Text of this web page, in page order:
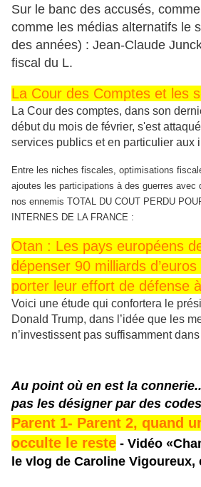
Sur le banc des accusés,
comme les médias alternatifs le
des années) : Jean-Claude
fiscal du L.
La Cour des Comptes et les
La Cour des comptes, dans son
début du mois de février, s'est
services publics et en particulier aux
Entre les niches fiscales, optimisations
ajoutes les participations à des guerres avec
nos ennemis TOTAL DU COUT PERDU
INTERNES DE LA FRANCE :
Otan : Les pays européens
dépenser 90 milliards
porter leur effort de défense
Voici une étude qui confortera le
Donald Trump, dans l’idée que les
n’investissent pas suffisamment
Au point où en est la
pas les désigner par des
Parent 1- Parent 2, quand
occulte le reste - Vidéo
le vlog de Caroline Vigoureux,